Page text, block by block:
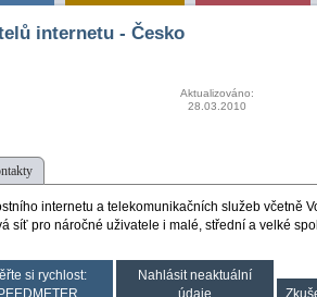
internetu - Česko
Aktualizováno:
28.03.2010
internetu a telekomunikačních služeb včetně
síť pro náročné uživatele i malé, střední a velké
si rychlost:
Nahlásit neaktuální
údaje